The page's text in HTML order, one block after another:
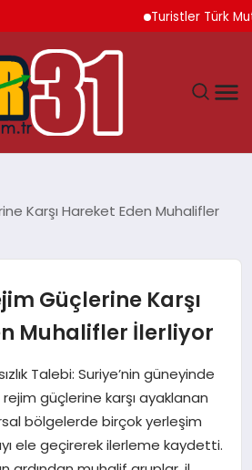
Turistler Türk
Karşı Hareket Eden Muhalifler
Güçlerine Karşı
Muhalifler İlerliyor
Talebi: Suriye’nin güneyinde
güçlerine karşı ayaklanan
bölgelerde birçok yerleşim
ele geçirerek ilerleme kaydetti.